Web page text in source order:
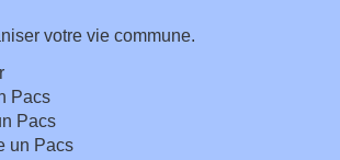
votre vie commune.
Pacs
Pacs
un Pacs